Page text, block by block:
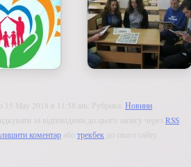
15 May 2018 в 11:58 am. Рубрика: Новини
за відповідями до цього запису через RSS
коментар трекбек до свого сайту.